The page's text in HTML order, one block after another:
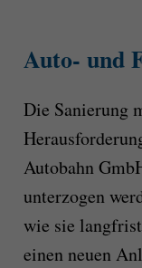
Auto- und
Die Sanierung
Autobahn
unterzogen
wie sie
einen neuen